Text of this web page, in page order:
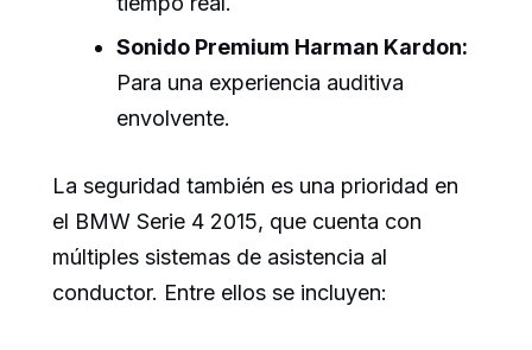
Sonido Premium Harman Kardon:
Para una experiencia auditiva
envolvente.
La seguridad también es una prioridad en
el BMW Serie 4 2015, que cuenta con
múltiples sistemas de asistencia al
conductor. Entre ellos se incluyen: